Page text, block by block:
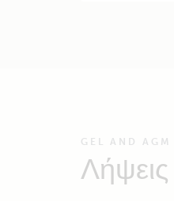
GEL AND AGM